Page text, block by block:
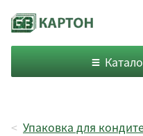
Упаковка для